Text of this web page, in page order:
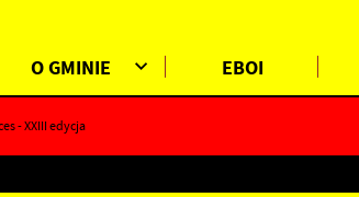
O GMINIE EBOI
- XXIII edycja